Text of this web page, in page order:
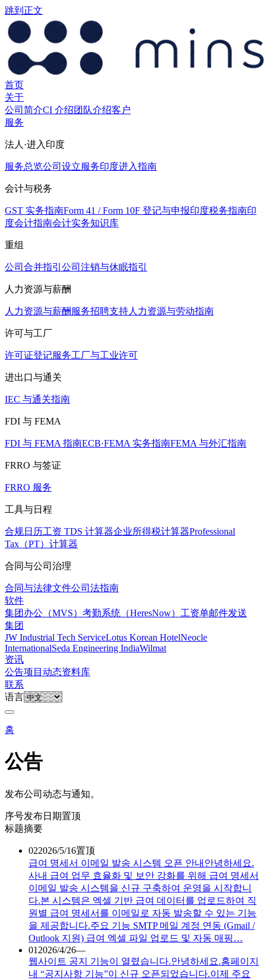
跳到正文
首页
关于
公司简介CI 介绍团队介绍客户
服务
法人·进入印度
服务总览公司设立服务印度进入指南
会计与税务
GST 实务指南Form 41 / Form 10F 登记与申报印度税务指南印
度会计指南会计实务知识库
重组
公司合并指引 公司注销与休眠指引
人力资源与薪酬
人力资源与薪酬服务招聘支持人力资源与劳动指南
许可与工厂
许可证登记服务工厂与工业许可
进出口与通关
IEC 与通关指南
FDI 与 FEMA
FDI 与 FEMA 指南ECB·FEMA 实务指南FEMA 与外汇指南
FRRO 与签证
FRRO 服务
工具与日程
合规日历工资 TDS 计算器企业所得税计算器Professional
Tax（PT）计算器
合同与公司治理
合同与法律文件公司法指南
软件
集团办公（MVS） 考勤系统（HeresNow） 工资单邮件发送
集团
JW Industrial Tech ServiceLotus Korean HotelNeocle
InternationalSeda Engineering IndiaWilmat
资讯
公告项目动态资料库
联系
语言
홈
公告
发布公司动态与通知。
序号发布日期置顶
标题摘要
022026/5/16置顶
급여 명세서 이메일 발송 시스템 오픈 안내 안녕하세요.
사내 급여 업무 효율화 및 보안 강화를 위해 급여 명세서
이메일 발송 시스템을 신규 구축하여 운영을 시작합니
다.본 시스템은 엑셀 기반 급여 데이터를 업로드하여 직
원별 급여 명세서를 이메일로 자동 발송할 수 있는 기능
을 제공합니다.주요 기능 SMTP 메일 계정 연동 (Gmail /
Outlook 지원) 급여 엑셀 파일 업로드 및 자동 매핑…
01 2026/4/26—
웹사이트 공지 기능이 열렸습니다.안녕하세요.홈페이지
내 “공지사항 기능”이 신규 오픈되었습니다.이제 주요